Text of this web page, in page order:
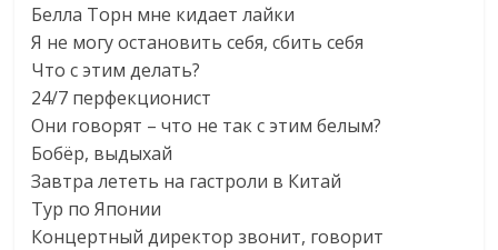
Белла Торн мне кидает лайки
Я не могу остановить себя, сбить себя
Что с этим делать?
24/7 перфекционист
Они говорят – что не так с этим белым?
Бобёр, выдыхай
Завтра лететь на гастроли в Китай
Тур по Японии
Концертный директор звонит, говорит